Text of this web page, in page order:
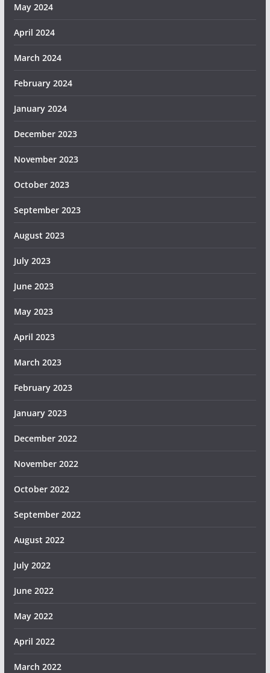
May 2024
April 2024
March 2024
February 2024
January 2024
December 2023
November 2023
October 2023
September 2023
August 2023
July 2023
June 2023
May 2023
April 2023
March 2023
February 2023
January 2023
December 2022
November 2022
October 2022
September 2022
August 2022
July 2022
June 2022
May 2022
April 2022
March 2022